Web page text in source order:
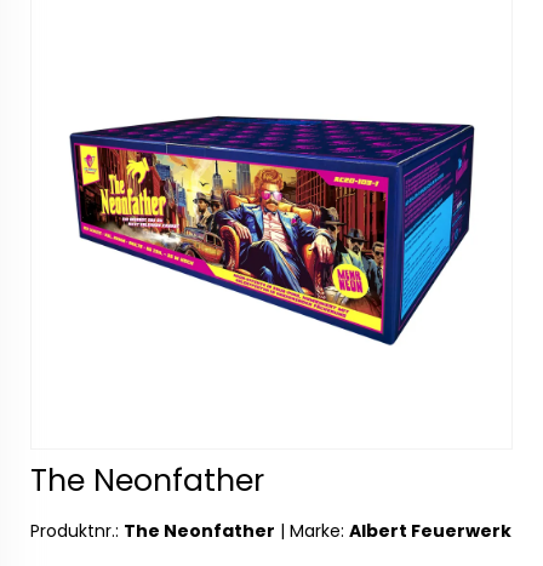
The Neonfather
Produktnr.: The Neonfather | Marke: Albert Feuerwerk